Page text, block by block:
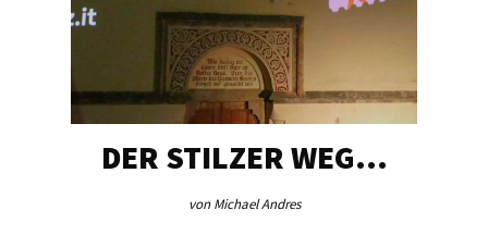
DER STILZER WEG…
von Michael Andres